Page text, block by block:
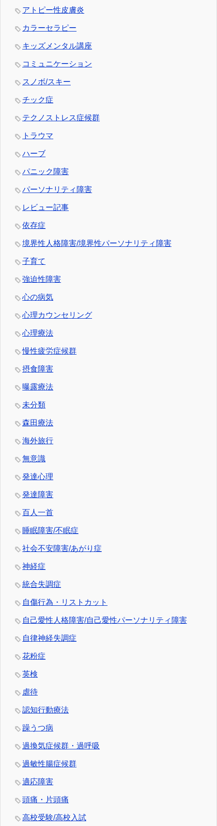
アトピー性皮膚炎
カラーセラピー
キッズメンタル講座
コミュニケーション
スノボ/スキー
チック症
テクノストレス症候群
トラウマ
ハーブ
パニック障害
パーソナリティ障害
レビュー記事
依存症
境界性人格障害/境界性パーソナリティ障害
子育て
強迫性障害
心の病気
心理カウンセリング
心理療法
慢性疲労症候群
摂食障害
曝露療法
未分類
森田療法
海外旅行
無意識
発達心理
発達障害
百人一首
睡眠障害/不眠症
社会不安障害/あがり症
神経症
統合失調症
自傷行為・リストカット
自己愛性人格障害/自己愛性パーソナリティ障害
自律神経失調症
花粉症
英検
虐待
認知行動療法
躁うつ病
過換気症候群・過呼吸
過敏性腸症候群
適応障害
頭痛・片頭痛
高校受験/高校入試